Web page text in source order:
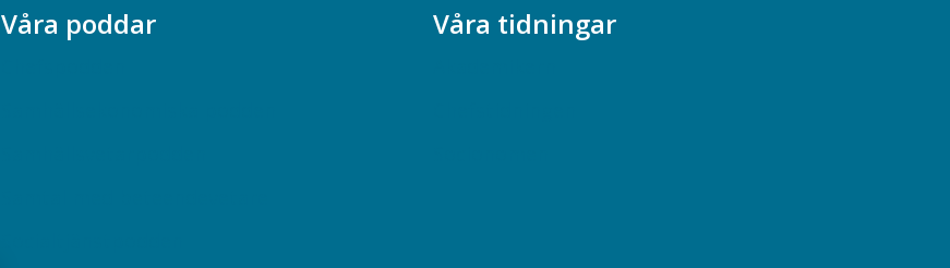
Våra poddar Våra tidningar